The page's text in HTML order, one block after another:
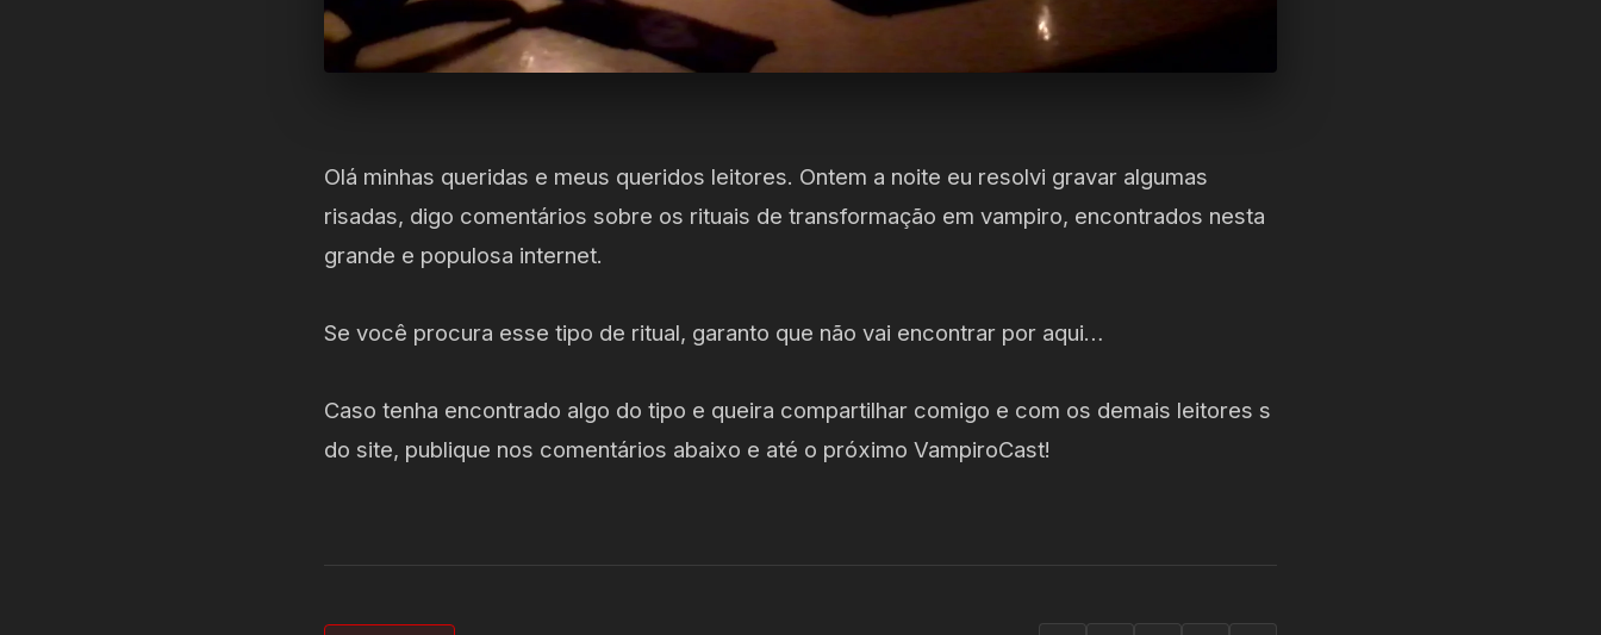
Olá minhas queridas e meus queridos leitores. Ontem a noite eu resolvi gravar algumas
risadas, digo comentários sobre os rituais de transformação em vampiro, encontrados nesta
grande e populosa internet.
Se você procura esse tipo de ritual, garanto que não vai encontrar por aqui…
Caso tenha encontrado algo do tipo e queira compartilhar comigo e com os demais leitores s
do site, publique nos comentários abaixo e até o próximo VampiroCast!